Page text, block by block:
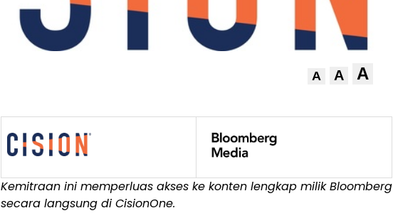
A A A
Kemitraan ini memperluas akses ke konten lengkap milik Bloomberg
secara langsung di CisionOne.